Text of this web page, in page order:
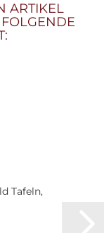
ARTIKEL
Tafeln,